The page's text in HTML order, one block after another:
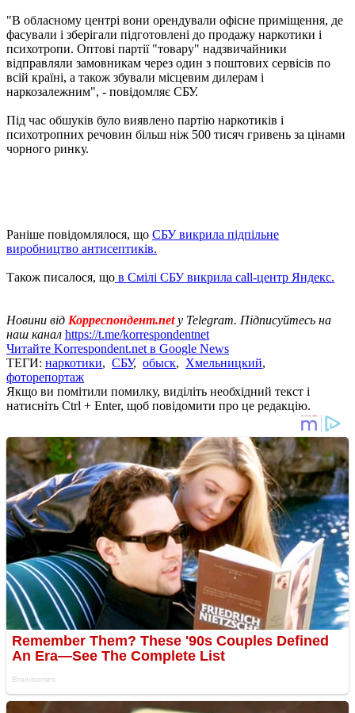
"В обласному центрі вони орендували офісне приміщення, де
фасували і зберігали підготовлені до продажу наркотики і
психотропи. Оптові партії "товару" надзвичайники
відправляли замовникам через один з поштових сервісів по
всій країні, а також збували місцевим дилерам і
наркозалежним", - повідомляє СБУ.
Під час обшуків було виявлено партію наркотиків і
психотропних речовин більш ніж 500 тисяч гривень за цінами
чорного ринку.
Раніше повідомлялося, що СБУ викрила підпільне
виробництво антисептиків.
Також писалося, що в Смілі СБУ викрила call-центр Яндекс.
Новини від Корреспондент.net у Telegram. Підписуйтесь на
наш канал https://t.me/korrespondentnet
Читайте Korrespondent.net в Google News
ТЕГИ: наркотики, СБУ, обыск, Хмельницкий,
фоторепортаж
Якщо ви помітили помилку, виділіть необхідний текст і
натисніть Ctrl + Enter, щоб повідомити про це редакцію.